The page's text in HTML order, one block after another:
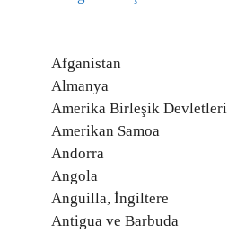
Afganistan
Almanya
Amerika Birleşik Devletleri
Amerikan Samoa
Andorra
Angola
Anguilla, İngiltere
Antigua ve Barbuda